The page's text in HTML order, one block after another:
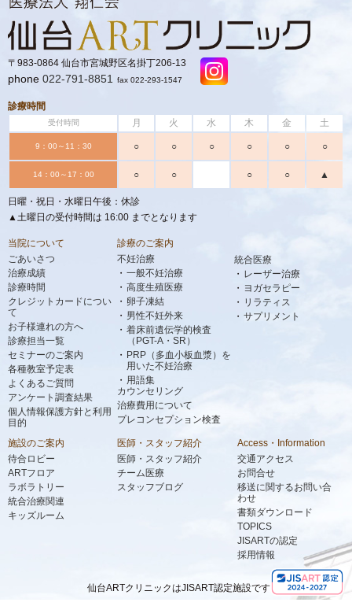
〒983-0864 仙台市宮城野区名掛丁206-13
phone 022-791-8851 fax 022-293-1547
診療時間
受付時間 月 火 水 木 金 土
9：00～11：30 ○ ○ ○ ○ ○ ○
14：00～17：00 ○ ○ ○ ○ ▲
日曜・祝日・水曜日午後：休診
▲土曜日の受付時間は 16:00 までとなります
当院について
ごあいさつ
治療成績
診療時間
クレジットカードについ
て
お子様連れの方へ
診療担当一覧
セミナーのご案内
各種教室予定表
よくあるご質問
アンケート調査結果
個人情報保護方針と利用
目的
診療のご案内
不妊治療
一般不妊治療
高度生殖医療
卵子凍結
男性不妊外来
着床前遺伝学的検査
（PGT-A・SR）
PRP（多血小板血漿）を
用いた不妊治療
用語集
カウンセリング
治療費用について
プレコンセプション検査
統合医療
レーザー治療
ヨガセラピー
リラティス
サプリメント
施設のご案内
待合ロビー
ARTフロア
ラボラトリー
統合治療関連
キッズルーム
医師・スタッフ紹介
医師・スタッフ紹介
チーム医療
スタッフブログ
Access・Information
交通アクセス
お問合せ
移送に関するお問い合
わせ
書類ダウンロード
TOPICS
JISARTの認定
採用情報
仙台ARTクリニックはJISART認定施設です